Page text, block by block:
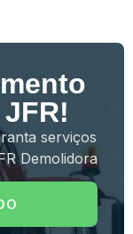
serviços
Demolidora